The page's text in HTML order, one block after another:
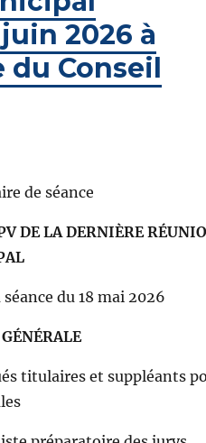
2026 à
du Conseil
de séance
DE LA DERNIÈRE
du 18 mai 2026
titulaires et suppléants